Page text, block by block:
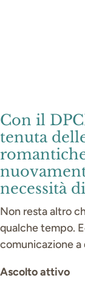
Con il
tenuta
necessità
Non resta altro
qualche tempo.
comunicazione a
Ascolto attivo